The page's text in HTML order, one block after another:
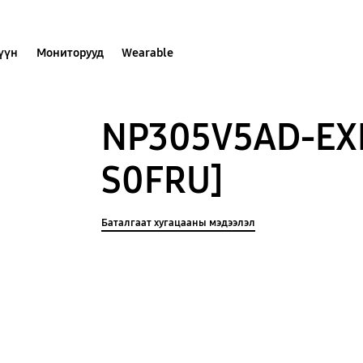
Мониторууд Wearable
NP305V5AD-
S0FRU]
Баталгаат хугацааны мэдээлэл